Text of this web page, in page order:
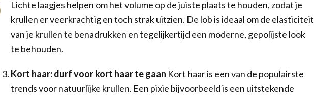
Lichte laagjes helpen om het volume op de juiste plaats te houden, zodat je
krullen er veerkrachtig en toch strak uitzien. De lob is ideaal om de elasticiteit
van je krullen te benadrukken en tegelijkertijd een moderne, gepolijste look
te behouden.
Kort haar: durf voor kort haar te gaan Kort haar is een van de populairste
trends voor natuurlijke krullen. Een pixie bijvoorbeeld is een uitstekende